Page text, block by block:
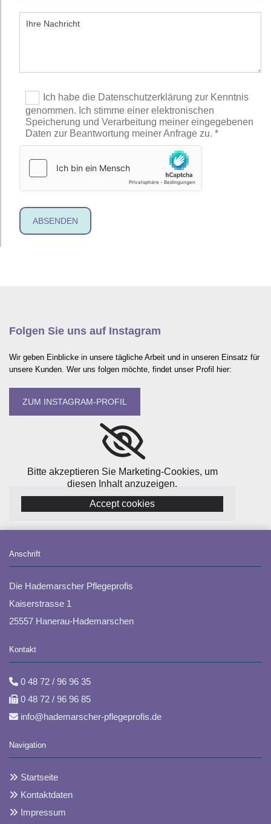
Ich habe die Datenschutzerklärung zur Kenntnis
genommen. Ich stimme einer elektronischen
Speicherung und Verarbeitung meiner eingegebenen
Daten zur Beantwortung meiner Anfrage zu. *
Folgen Sie uns auf Instagram
Wir geben Einblicke in unsere tägliche Arbeit und in unseren Einsatz für
unsere Kunden. Wer uns folgen möchte, findet unser Profil hier:
ZUM INSTAGRAM-PROFIL
Bitte akzeptieren Sie Marketing-Cookies, um
diesen Inhalt anzuzeigen.
Accept cookies
Anschrift
Die Hademarscher Pflegeprofis
Kaiserstrasse 1
25557 Hanerau-Hademarschen
Kontakt
 0 48 72 / 96 96 35
 0 48 72 / 96 96 85
 info@hademarscher-pflegeprofis.de
Navigation
 Startseite
 Kontaktdaten
 Impressum